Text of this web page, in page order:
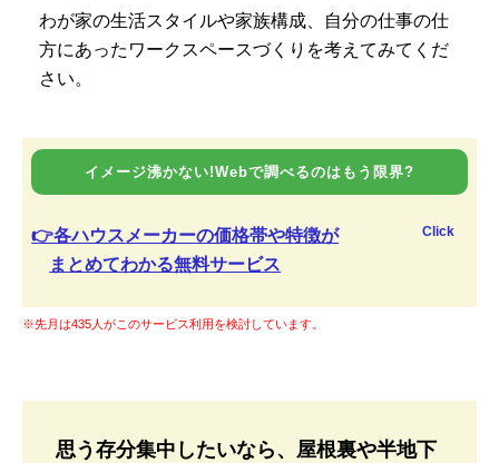
わが家の生活スタイルや家族構成、自分の仕事の仕
方にあったワークスペースづくりを考えてみてくだ
さい。
イメージ沸かない!Webで調べるのはもう限界?
👉各ハウスメーカーの価格帯や特徴が
まとめてわかる無料サービス
Click
※先月は435人がこのサービス利用を検討しています。
思う存分集中したいなら、屋根裏や半地下